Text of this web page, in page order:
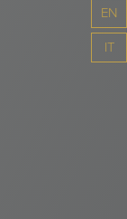
EN
IT